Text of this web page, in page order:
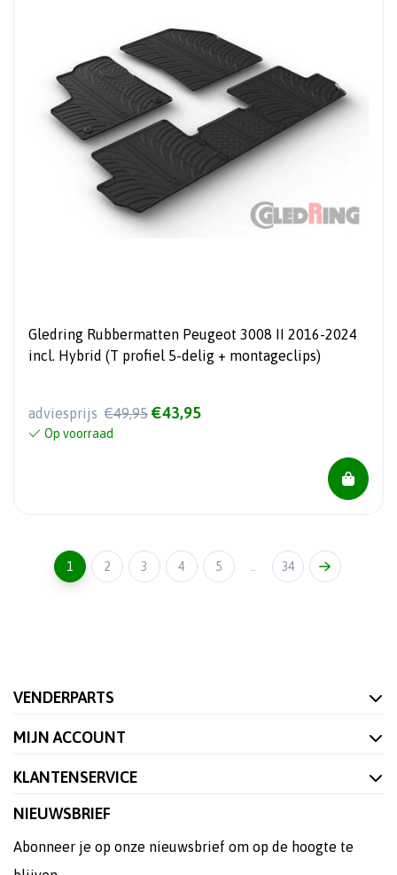
Gledring Rubbermatten Peugeot 3008 II 2016-2024
incl. Hybrid (T profiel 5-delig + montageclips)
adviesprijs €49,95 €43,95
Op voorraad
1 2 3 4 5 34
VENDERPARTS
MIJN ACCOUNT
KLANTENSERVICE
NIEUWSBRIEF
Abonneer je op onze nieuwsbrief om op de hoogte te